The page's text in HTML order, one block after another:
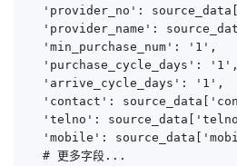
'provider_no':
'provider_name':
  'min_purchase_num': '1',
  'purchase_cycle_days': '1',
  'arrive_cycle_days': '1',
'contact':
'telno':
'mobile':
  # 更多字段...